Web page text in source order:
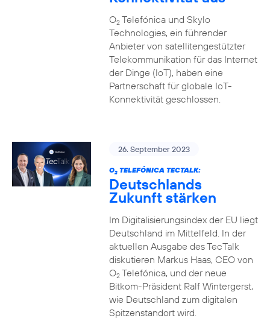
O2Telefónica und Skylo
Technologies, ein führender
Anbieter von satellitengestützter
Telekommunikation für das Internet
der Dinge (IoT), haben eine
Partnerschaft für globale IoT-
Konnektivität geschlossen.
26. September 2023
O2TELEFÓNICA TECTALK:
Deutschlands
Zukunft stärken
Im Digitalisierungsindex der EU liegt
Deutschland im Mittelfeld. In der
aktuellen Ausgabe des TecTalk
diskutieren Markus Haas, CEO von
O2Telefónica, und der neue
Bitkom-Präsident Ralf Wintergerst,
wie Deutschland zum digitalen
Spitzenstandort wird.